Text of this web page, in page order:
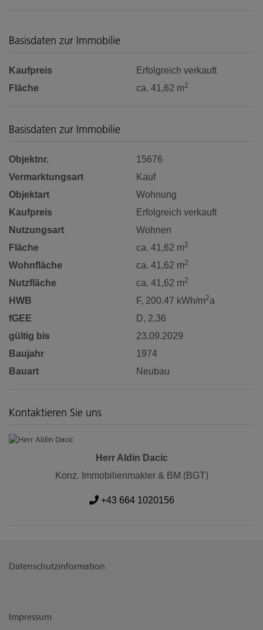
Basisdaten zur Immobilie
Kaufpreis
Erfolgreich verkauft
Fläche
ca. 41,62 m2
Basisdaten zur Immobilie
Objektnr.
15676
Vermarktungsart
Kauf
Objektart
Wohnung
Kaufpreis
Erfolgreich verkauft
Nutzungsart
Wohnen
Fläche
ca. 41,62 m2
Wohnfläche ca. 41,62 m2
Nutzfläche ca. 41,62 m2
HWB F, 200.47 kWh/m2a
fGEE
D, 2,36
gültig bis
23.09.2029
Baujahr
1974
Bauart
Neubau
Kontaktieren Sie uns
Herr Aldin Dacic
Konz. Immobilienmakler & BM (BGT)
+43 664 1020156
Datenschutzinformation
Impressum